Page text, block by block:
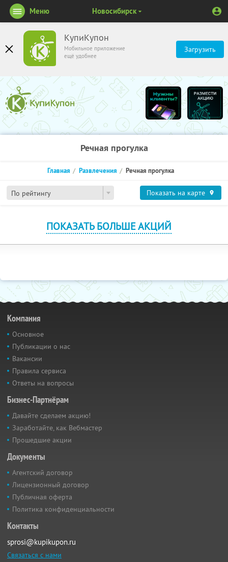
КупиКупон
Мобильное приложение
ещё удобнее
Загрузить
Меню Новосибирск
Речная прогулка
По рейтингу
Главная Развлечения Речная прогулка
Показать на карте
ПОКАЗАТЬ БОЛЬШЕ АКЦИЙ
Компания
Основное
Публикации о нас
Вакансии
Правила сервиса
Ответы на вопросы
Бизнес-Партнёрам
Давайте сделаем акцию!
Заработайте, как Вебмастер
Прошедшие акции
Документы
Агентский договор
Лицензионный договор
Публичная оферта
Политика конфиденциальности
Контакты
sprosi@kupikupon.ru
Связаться с нами